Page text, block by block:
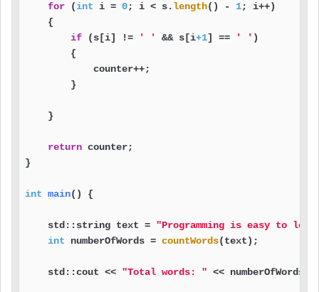
for (int i = 0; i < s.length() - 1; i++)
    {
if (s[i] != ' ' && s[i+1] == ' ' )
        {
            counter++;
        }
    }
return counter;
}
int main() {
    std::string text =
"Programming is easy to
int numberOfWords = countWords(text);
    std::cout <<
"Total words: " << numberOfWords;